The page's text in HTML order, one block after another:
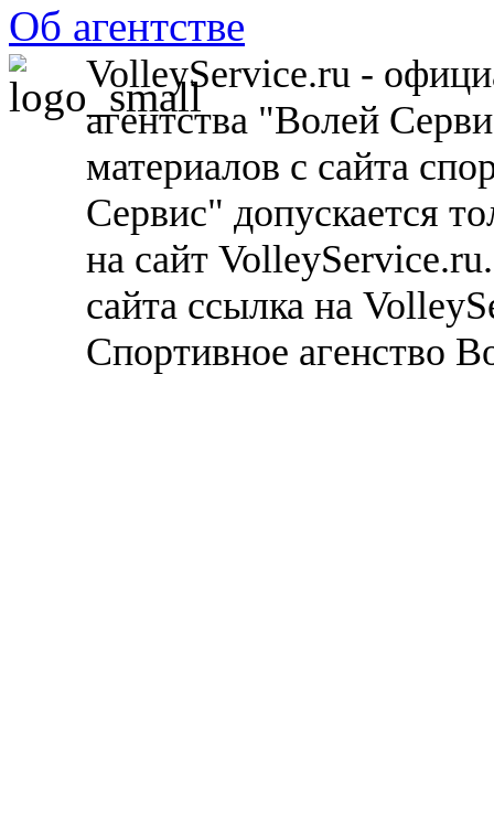
Об агентстве
VolleyService.ru -
агентства "Волей
материалов с сайта
Сервис" допускается
на сайт
сайта ссылка на
Спортивное агенство